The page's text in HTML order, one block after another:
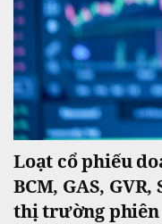
Loạt cổ phiếu
BCM, GAS,
thị trường